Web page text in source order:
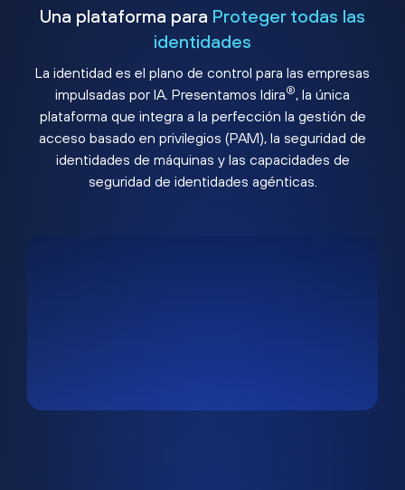
Una plataforma para Proteger todas las
identidades
La identidad es el plano de control para las empresas
impulsadas por IA. Presentamos Idira®, la única
plataforma que integra a la perfección la gestión de
acceso basado en privilegios (PAM), la seguridad de
identidades de máquinas y las capacidades de
seguridad de identidades agénticas.